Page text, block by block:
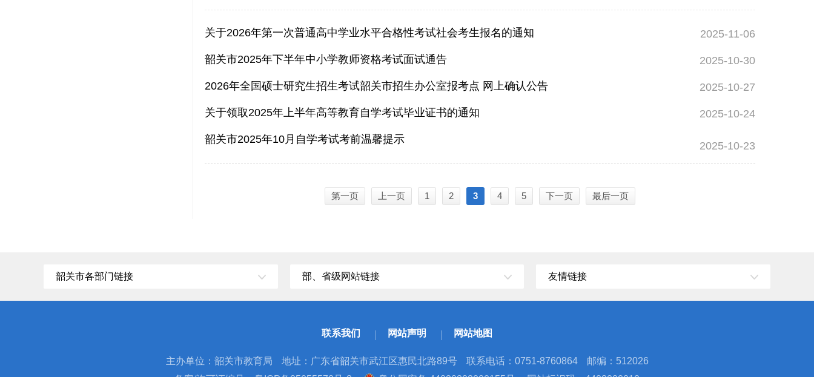
关于2026年第一次普通高中学业水平合格性考试社会考生报名的通知 2025-11-06
韶关市2025年下半年中小学教师资格考试面试通告 2025-10-30
2026年全国硕士研究生招生考试韶关市招生办公室报考点 网上确认公告 2025-10-27
关于领取2025年上半年高等教育自学考试毕业证书的通知 2025-10-24
韶关市2025年10月自学考试考前温馨提示
2025-10-23
第一页 上一页 1 2 3 4 5 下一页 最后一页
韶关市各部门链接 部、省级网站链接 友情链接
联系我们 网站声明 网站地图
主办单位：韶关市教育局 地址：广东省韶关市武江区惠民北路89号 联系电话：0751-8760864
邮编：512026